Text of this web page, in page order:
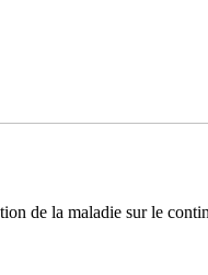
de la maladie sur le